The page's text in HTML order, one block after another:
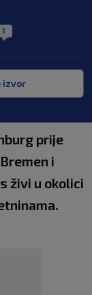
1
izvor
prije
i
živi u okolici